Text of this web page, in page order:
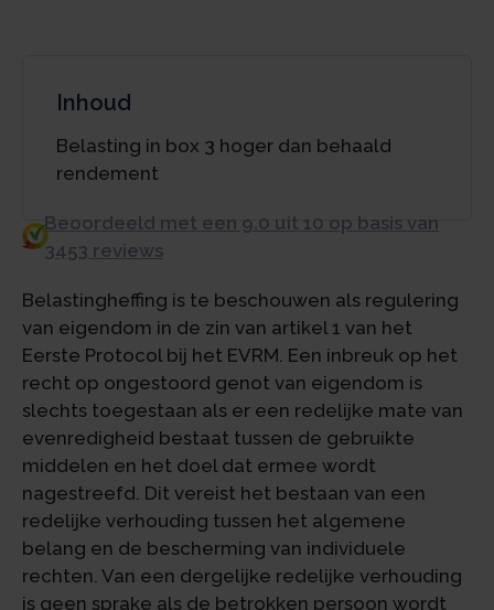
Inhoud
Belasting in box 3 hoger dan behaald
rendement
Beoordeeld met een 9.0 uit 10 op basis van
3453 reviews
Belastingheffing is te beschouwen als regulering
van eigendom in de zin van artikel 1 van het
Eerste Protocol bij het EVRM. Een inbreuk op het
recht op ongestoord genot van eigendom is
slechts toegestaan als er een redelijke mate van
evenredigheid bestaat tussen de gebruikte
middelen en het doel dat ermee wordt
nagestreefd. Dit vereist het bestaan van een
redelijke verhouding tussen het algemene
belang en de bescherming van individuele
rechten. Van een dergelijke redelijke verhouding
is geen sprake als de betrokken persoon wordt